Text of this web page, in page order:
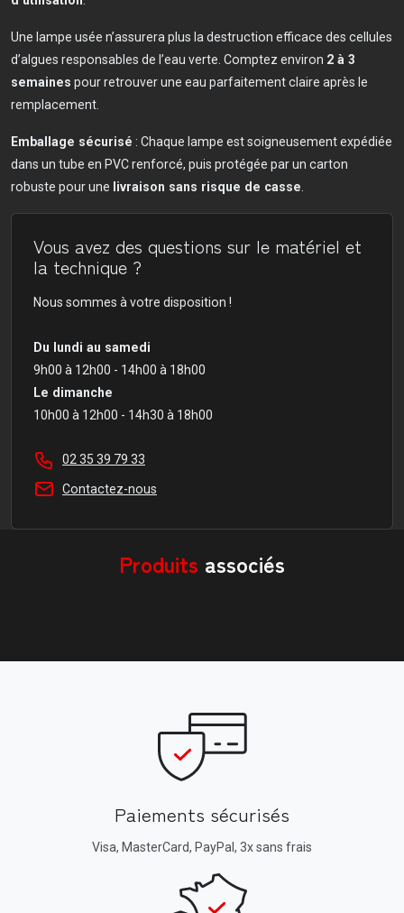
Une lampe usée n’assurera plus la destruction efficace des cellules
d’algues responsables de l’eau verte. Comptez environ 2 à 3
semaines pour retrouver une eau parfaitement claire après le
remplacement.
Emballage sécurisé : Chaque lampe est soigneusement expédiée
dans un tube en PVC renforcé, puis protégée par un carton
robuste pour une livraison sans risque de casse.
Vous avez des questions sur le matériel et
la technique ?
Nous sommes à votre disposition !
Du lundi au samedi
9h00 à 12h00 - 14h00 à 18h00
Le dimanche
10h00 à 12h00 - 14h30 à 18h00
02 35 39 79 33
Contactez-nous
Produits associés
Paiements sécurisés
Visa, MasterCard, PayPal, 3x sans frais